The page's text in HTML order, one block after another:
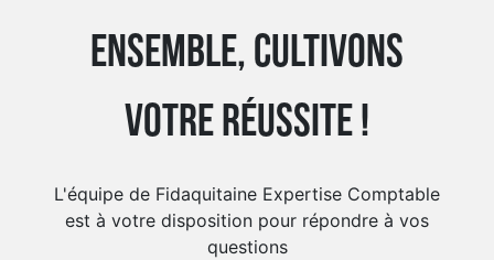
Ensemble, cultivons
votre réussite !
L'équipe de Fidaquitaine Expertise Comptable
est à votre disposition pour répondre à vos
questions